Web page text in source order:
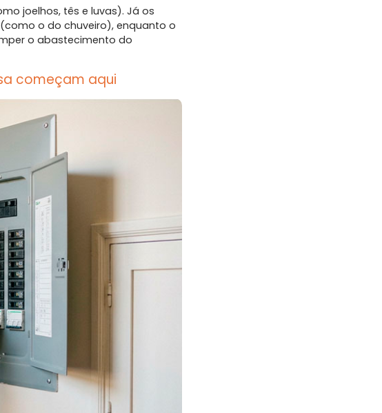
joelhos, tês e luvas). Já os
o do chuveiro), enquanto o
o abastecimento do
começam aqui